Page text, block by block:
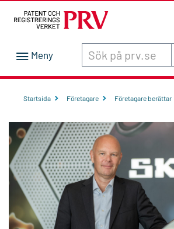
Sök innehåll på siten prv.se
Startsida Företagare Företagare berättar